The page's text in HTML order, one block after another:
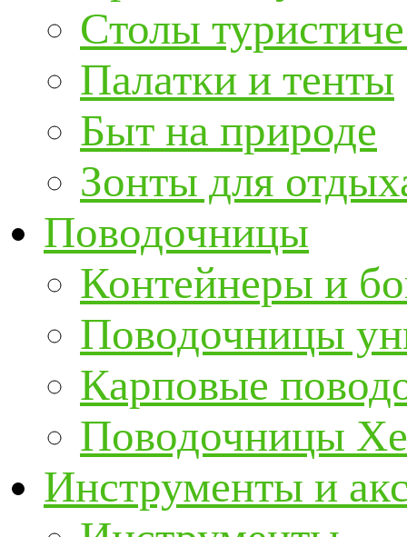
Столы
Палатки и тенты
Быт на природе
Зонты для
Поводочницы
Контейнеры и
Поводочницы
Карповые
Поводочницы
Инструменты и